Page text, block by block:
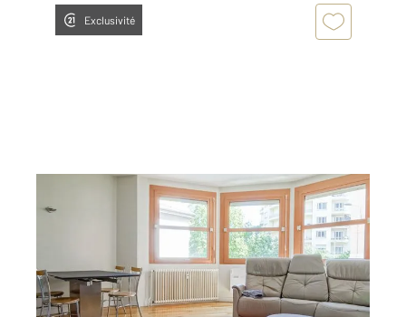
Exclusivité
89,17 m
, 4 pièces
Appartement F4 à vendre
440 000 €